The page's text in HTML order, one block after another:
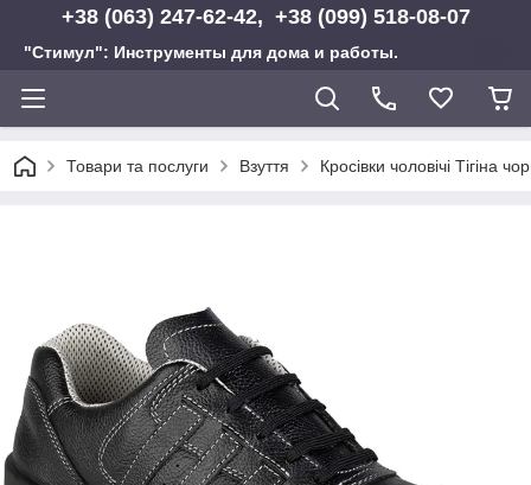
+38 (063) 247-62-42, +38 (099) 518-08-07
"Стимул": Инструменты для дома и работы.
Товари та послуги Взуття Кросівки чоловічі Тігіна